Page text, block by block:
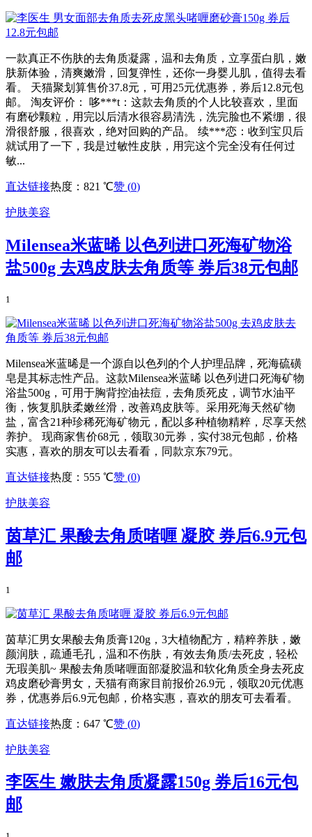
一款真正不伤肤的去角质凝露，温和去角质，立享蛋白肌，嫩
肤新体验，清爽嫩滑，回复弹性，还你一身婴儿肌，值得去看
看。 天猫聚划算售价37.8元，可用25元优惠券，券后12.8元包
邮。 淘友评价： 哆***t：这款去角质的个人比较喜欢，里面
有磨砂颗粒，用完以后清水很容易清洗，洗完脸也不紧绷，很
滑很舒服，很喜欢，绝对回购的产品。 续***恋：收到宝贝后
就试用了一下，我是过敏性皮肤，用完这个完全没有任何过
敏...
直达链接热度：821 ℃赞 (0)
护肤美容
Milensea米蓝晞 以色列进口死海矿物浴
盐500g 去鸡皮肤去角质等 券后38元包邮
1
Milensea米蓝晞是一个源自以色列的个人护理品牌，死海硫磺
皂是其标志性产品。这款Milensea米蓝晞 以色列进口死海矿物
浴盐500g，可用于胸背控油祛痘，去角质死皮，调节水油平
衡，恢复肌肤柔嫩丝滑，改善鸡皮肤等。采用死海天然矿物
盐，富含21种珍稀死海矿物元，配以多种植物精粹，尽享天然
养护。 现商家售价68元，领取30元券，实付38元包邮，价格
实惠，喜欢的朋友可以去看看，同款京东79元。
直达链接热度：555 ℃赞 (0)
护肤美容
茵草汇 果酸去角质啫喱 凝胶 券后6.9元包
邮
1
茵草汇男女果酸去角质膏120g，3大植物配方，精粹养肤，嫩
颜润肤，疏通毛孔，温和不伤肤，有效去角质/去死皮，轻松
无瑕美肌~ 果酸去角质啫喱面部凝胶温和软化角质全身去死皮
鸡皮磨砂膏男女，天猫有商家目前报价26.9元，领取20元优惠
券，优惠券后6.9元包邮，价格实惠，喜欢的朋友可去看看。
直达链接热度：647 ℃赞 (0)
护肤美容
李医生 嫩肤去角质凝露150g 券后16元包
邮